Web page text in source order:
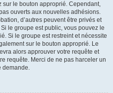
le bouton approprié. Cependant,
ouverts aux nouvelles adhésions.
d’autres peuvent être privés et
le groupe est public, vous pouvez le
Si le groupe est restreint et nécessite
sur le bouton approprié. Le
alors approuver votre requête et
requête. Merci de ne pas harceler un
demande.